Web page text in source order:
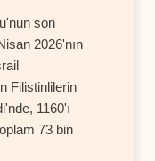
son
2026'nın
Filistinlilerin
1160'ı
73 bin